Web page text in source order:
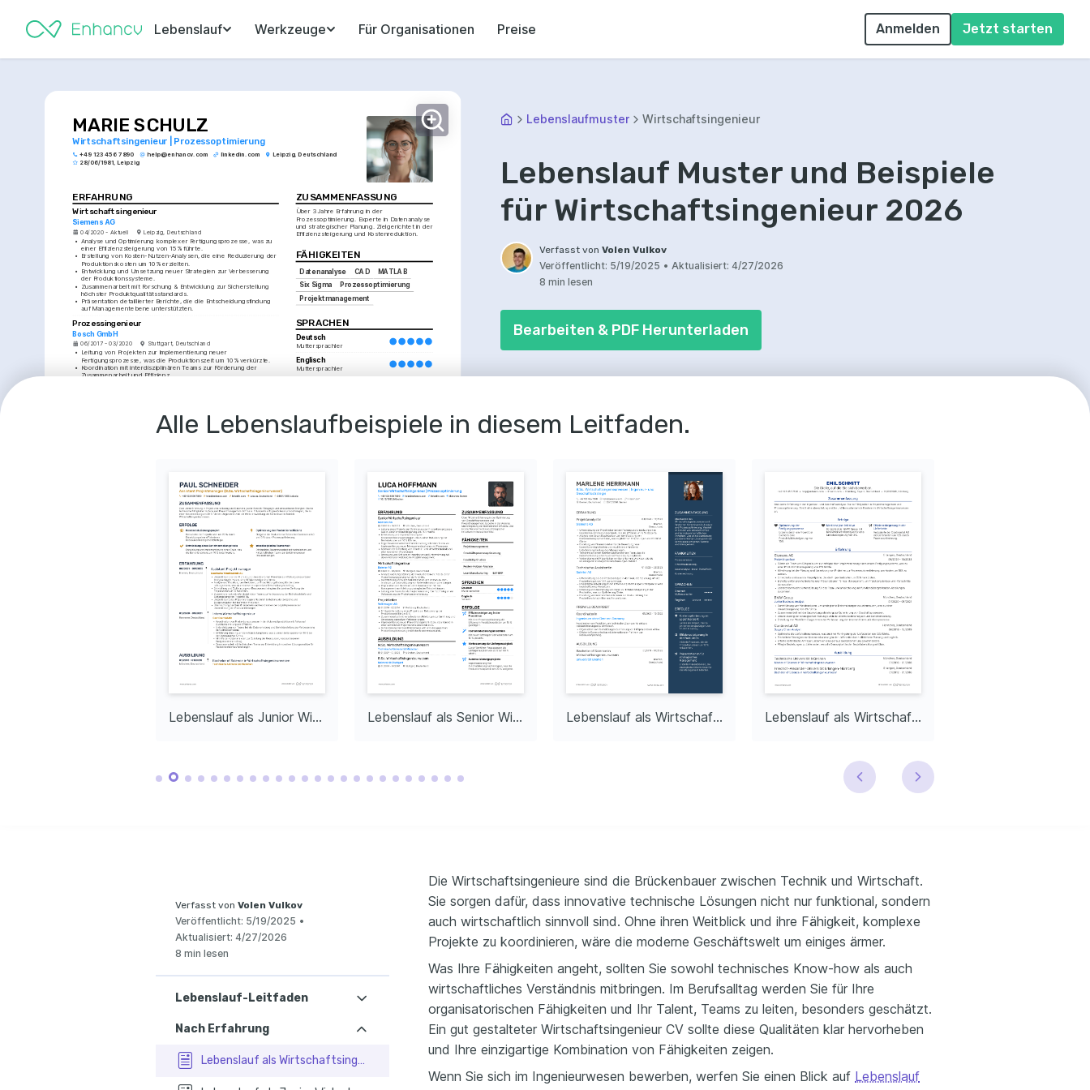
Lebenslauf Werkzeuge Für Organisationen Preise Anmelden Jetzt starten
MARIE SCHULZ
Wirtschaftsingenieur | Prozessoptimierung
+49 123 456 7890 help@enhancv.com linkedin.com
Leipzig, Deutschland
28/06/1981, Leipzig
ERFAHRUNG
Wirtschaftsingenieur
Siemens AG
04/2020 - Aktuell Leipzig, Deutschland
• Analyse und Optimierung komplexer Fertigungsprozesse, was zu
einer Effizienzsteigerung von 15% führte.
•
Erstellung von Kosten-Nutzen-Analysen, die eine Reduzierung der
Produktionskosten um 10% erzielten.
•
Entwicklung und Umsetzung neuer Strategien zur Verbesserung
der Produktionssysteme.
• Zusammenarbeit mit Forschung & Entwicklung zur Sicherstellung
höchster Produktqualitätsstandards.
• Präsentation detaillierter Berichte, die die Entscheidungsfindung
auf Managementebene unterstützten.
Prozessingenieur
Bosch GmbH
06/2017 - 03/2020 Stuttgart, Deutschland
• Leitung von Projekten zur Implementierung neuer
Fertigungsprozesse, was die Produktionszeit um 10% verkürzte.
•
Koordination mit interdisziplinären Teams zur Förderung der
Zusammenarbeit und Effizienz.
Managementrichtlinien zu entsprechen.
Mitwirkung bei der Planung und Umsetzung von
Master of Science in Wirtschaftsingenieurwesen
ZUSAMMENFASSUNG
Über 3 Jahre Erfahrung in der
Prozessoptimierung. Experte in Datenanalyse
und strategischer Planung. Zielgerichtet in der
Effizienzsteigerung und Kostenreduktion.
FÄHIGKEITEN
Datenanalyse CAD
MATLAB
Six Sigma
Prozessoptimierung
Projektmanagement
SPRACHEN
Deutsch
Muttersprachler
Englisch
Muttersprachler
Prozessreorganisation
Optimierung von Fertigungsprozessen,
was zu einer 15%igen Verbesserung der
Erfolgreiche Einführung neuer
Entwicklung und Implementierung von
Strategien zur Steigerung der
Produktionsgeschwindigkeit und -
qualität.
Führung von interdisziplinären
Effektive Zusammenarbeit mit Teams
führte zur termingerechten und
effizienten Projektabwicklung.
WEITERBILDUNG / KURSE
DQS Training – Umfassende Schulung in Six
Sigma für Prozessverbesserung.
Kulturelles Verständnis durch
WEITERBILDUNG / KURSE
Lebenslaufmuster Wirtschaftsingenieur
Lebenslauf Muster und Beispiele
für Wirtschaftsingenieur 2026
Verfasst vonVolen Vulkov
Veröffentlicht: 5/19/2025 • Aktualisiert: 4/27/2026
8 min lesen
Bearbeiten & PDF Herunterladen
Alle Lebenslaufbeispiele in diesem Leitfaden.
Lebenslauf als Junior Wirtschaftsingenieur Lebenslauf als Senior Wirtschaftsingenieur Lebenslauf als Wirtschaftsingenieur Praktikant Lebenslauf als Wirtschaftsingenieur Trainee
Verfasst von Volen Vulkov
Veröffentlicht: 5/19/2025 •
Aktualisiert: 4/27/2026
8 min lesen
Lebenslauf-Leitfaden
Nach Erfahrung
Lebenslauf als Wirtschaftsingenieur mit Berufserfahrung
Die Wirtschaftsingenieure sind die Brückenbauer zwischen Technik und Wirtschaft.
Sie sorgen dafür, dass innovative technische Lösungen nicht nur funktional, sondern
auch wirtschaftlich sinnvoll sind. Ohne ihren Weitblick und ihre Fähigkeit, komplexe
Projekte zu koordinieren, wäre die moderne Geschäftswelt um einiges ärmer.
Was Ihre Fähigkeiten angeht, sollten Sie sowohl technisches Know-how als auch
wirtschaftliches Verständnis mitbringen. Im Berufsalltag werden Sie für Ihre
organisatorischen Fähigkeiten und Ihr Talent, Teams zu leiten, besonders geschätzt.
Ein gut gestalteter Wirtschaftsingenieur CV sollte diese Qualitäten klar hervorheben
und Ihre einzigartige Kombination von Fähigkeiten zeigen.
Wenn Sie sich im Ingenieurwesen bewerben, werfen Sie einen Blick auf Lebenslauf